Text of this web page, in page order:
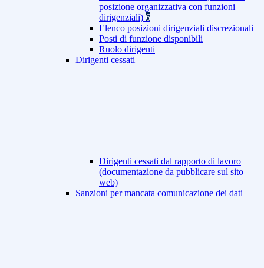
posizione organizzativa con funzioni
dirigenziali) 6
Elenco posizioni dirigenziali discrezionali
Posti di funzione disponibili
Ruolo dirigenti
Dirigenti cessati
Dirigenti cessati dal rapporto di lavoro
(documentazione da pubblicare sul sito
web)
Sanzioni per mancata comunicazione dei dati